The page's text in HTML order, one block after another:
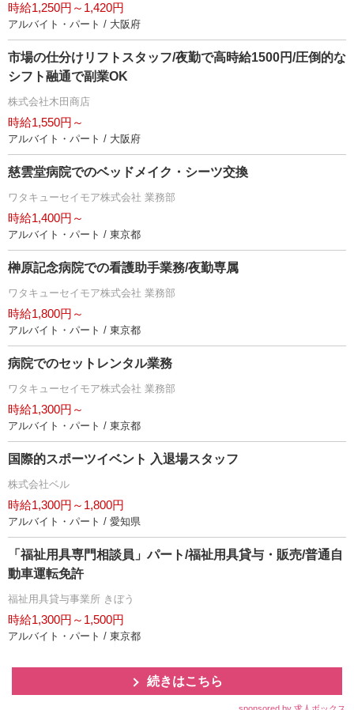
時給1,250円～1,420円
アルバイト・パート / 大阪府
市場の仕分けリフトスタッフ/夜勤で高時給1500円/圧倒的な
シフト融通で副業OK
株式会社木田商店
時給1,550円～
アルバイト・パート / 大阪府
慈雲堂病院でのベッドメイク・シーツ交換
ワタキューセイモア株式会社 業務部
時給1,400円～
アルバイト・パート / 東京都
榊原記念病院での看護助手業務/夜勤専属
ワタキューセイモア株式会社 業務部
時給1,800円～
アルバイト・パート / 東京都
病院でのセットレンタル業務
ワタキューセイモア株式会社 業務部
時給1,300円～
アルバイト・パート / 東京都
国際的スポーツイベント 入退場スタッフ
株式会社ベル
時給1,300円～1,800円
アルバイト・パート / 愛知県
「福祉用具専門相談員」パート/福祉用具貸与・販売/普通自
動車運転免許
福祉用具貸与事業所 きぼう
時給1,300円～1,500円
アルバイト・パート / 東京都
続きはこちら